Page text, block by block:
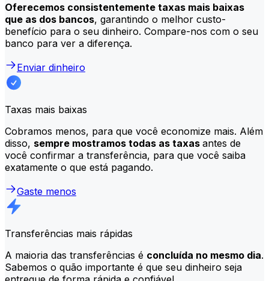
Oferecemos consistentemente taxas mais baixas
que as dos bancos, garantindo o melhor custo-
benefício para o seu dinheiro. Compare-nos com o seu
banco para ver a diferença.
Enviar dinheiro
Taxas mais baixas
Cobramos menos, para que você economize mais. Além
disso, sempre mostramos todas as taxas antes de
você confirmar a transferência, para que você saiba
exatamente o que está pagando.
Gaste menos
Transferências mais rápidas
A maioria das transferências é concluída no mesmo dia.
Sabemos o quão importante é que seu dinheiro seja